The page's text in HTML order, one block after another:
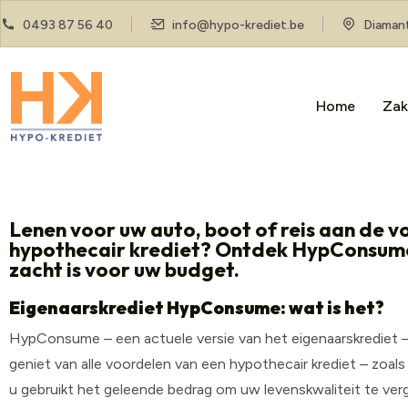
0493 87 56 40 info@hypo-krediet.be
Home
Lenen voor uw auto, boot of reis aan de
hypothecair krediet? Ontdek
zacht is voor uw budget.
Eigenaarskrediet HypConsume: wat is het?
HypConsume – een actuele versie van het eigenaarskrediet
geniet van alle voordelen van een hypothecair krediet –
u gebruikt het geleende bedrag om uw levenskwaliteit te